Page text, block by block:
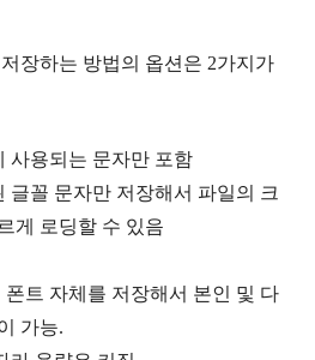
장하는 방법의 옵션은 2가지가
사용되는 문자만 포함
글꼴 문자만 저장해서 파일의 크
게 로딩할 수 있음
폰트 자체를 저장해서 본인 및 다
가능.